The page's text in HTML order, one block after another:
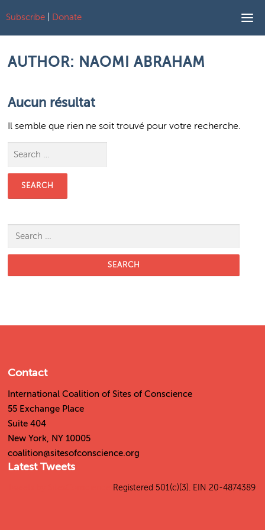
AUTHOR: NAOMI ABRAHAM
Aucun résultat
Il semble que rien ne soit trouvé pour votre recherche.
Search for:
Search for:
Contact
International Coalition of Sites of Conscience
55 Exchange Place
Suite 404
New York, NY 10005
coalition@sitesofconscience.org
Latest Tweets
Registered 501(c)(3). EIN 20-4874389
Subscribe Donate